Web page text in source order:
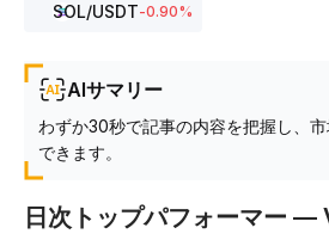
SOL/USDT-0.90%
AIサマリー
わずか30秒で記事の内容を把握し、
できます。
日次トップパフォーマー —